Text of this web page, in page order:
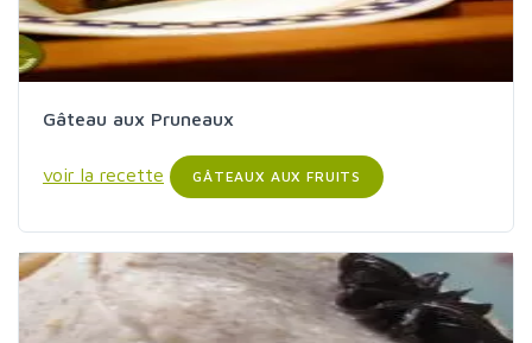
Gâteau aux Pruneaux
voir la recette GÂTEAUX AUX FRUITS